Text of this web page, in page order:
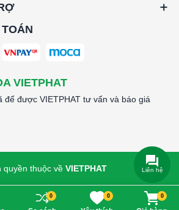
VIETPHAT
để được VIETPHAT tư vấn và báo giá
quyền thuộc về VIETPHAT
0 0 0
Liên hệ